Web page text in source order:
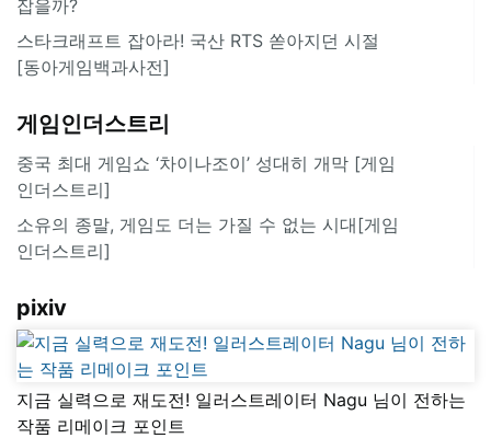
잡을까?
스타크래프트 잡아라! 국산 RTS 쏟아지던 시절
[동아게임백과사전]
게임인더스트리
중국 최대 게임쇼 ‘차이나조이’ 성대히 개막 [게임
인더스트리]
소유의 종말, 게임도 더는 가질 수 없는 시대[게임
인더스트리]
pixiv
지금 실력으로 재도전! 일러스트레이터 Nagu 님이 전하는
작품 리메이크 포인트